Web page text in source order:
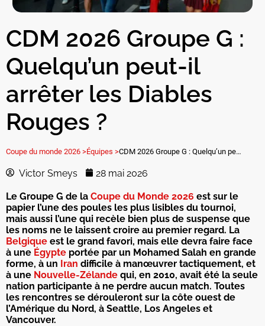
CDM 2026 Groupe G :
Quelqu’un peut-il
arrêter les Diables
Rouges ?
Coupe du monde 2026 >Équipes > CDM 2026 Groupe G : Quelqu’un peut-il arrêter les Diables Rouges ?
Victor Smeys 28 mai 2026
Le Groupe G de la Coupe du Monde 2026 est sur le
papier l’une des poules les plus lisibles du tournoi,
mais aussi l’une qui recèle bien plus de suspense que
les noms ne le laissent croire au premier regard. La
Belgique est le grand favori, mais elle devra faire face
à une Égypte portée par un Mohamed Salah en grande
forme, à un Iran difficile à manœuvrer tactiquement, et
à une Nouvelle-Zélande qui, en 2010, avait été la seule
nation participante à ne perdre aucun match. Toutes
les rencontres se dérouleront sur la côte ouest de
l’Amérique du Nord, à Seattle, Los Angeles et
Vancouver.